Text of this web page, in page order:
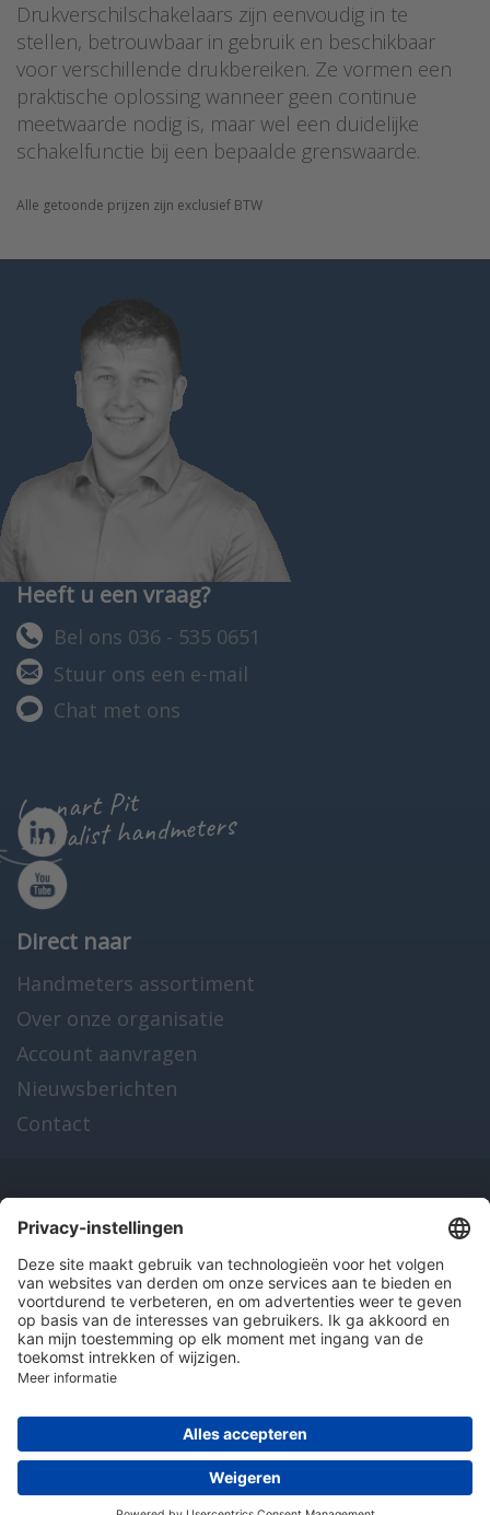
Drukverschilschakelaars zijn eenvoudig in te
stellen, betrouwbaar in gebruik en beschikbaar
voor verschillende drukbereiken. Ze vormen een
praktische oplossing wanneer geen continue
meetwaarde nodig is, maar wel een duidelijke
schakelfunctie bij een bepaalde grenswaarde.
Alle getoonde prijzen zijn exclusief BTW
Heeft u een vraag?
Bel ons 036 - 535 0651
Stuur ons een e-mail
Chat met ons
Lennart Pit
specialist handmeters
Direct naar
Handmeters assortiment
Over onze organisatie
Account aanvragen
Nieuwsberichten
Contact
Onze producten
en diensten
Over Hitma
Algemene voorwaarden Disclaimer
Colofon
© 2026 Hitma B.V.